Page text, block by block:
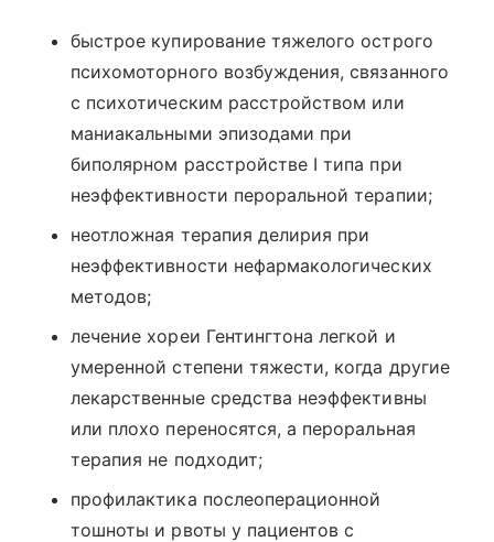
быстрое купирование тяжелого острого
психомоторного возбуждения, связанного
с психотическим расстройством или
маниакальными эпизодами при
биполярном расстройстве I типа при
неэффективности пероральной терапии;
неотложная терапия делирия при
неэффективности нефармакологических
методов;
лечение хореи Гентингтона легкой и
умеренной степени тяжести, когда другие
лекарственные средства неэффективны
или плохо переносятся, а пероральная
терапия не подходит;
профилактика послеоперационной
тошноты и рвоты у пациентов с